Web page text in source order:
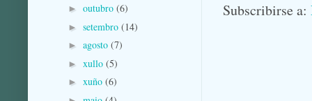
Subscribirse a:
► outubro (6)
► setembro (14)
► agosto (7)
► xullo (5)
► xuño (6)